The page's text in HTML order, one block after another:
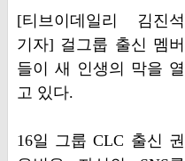
[티브이데일리 김진석
기자] 걸그룹 출신 멤버
들이 새 인생의 막을 열
고 있다.
16일 그룹 CLC 출신 권